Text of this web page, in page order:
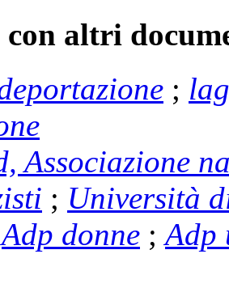
con altri
;
Associazione
; Università
Adp donne ; Adp